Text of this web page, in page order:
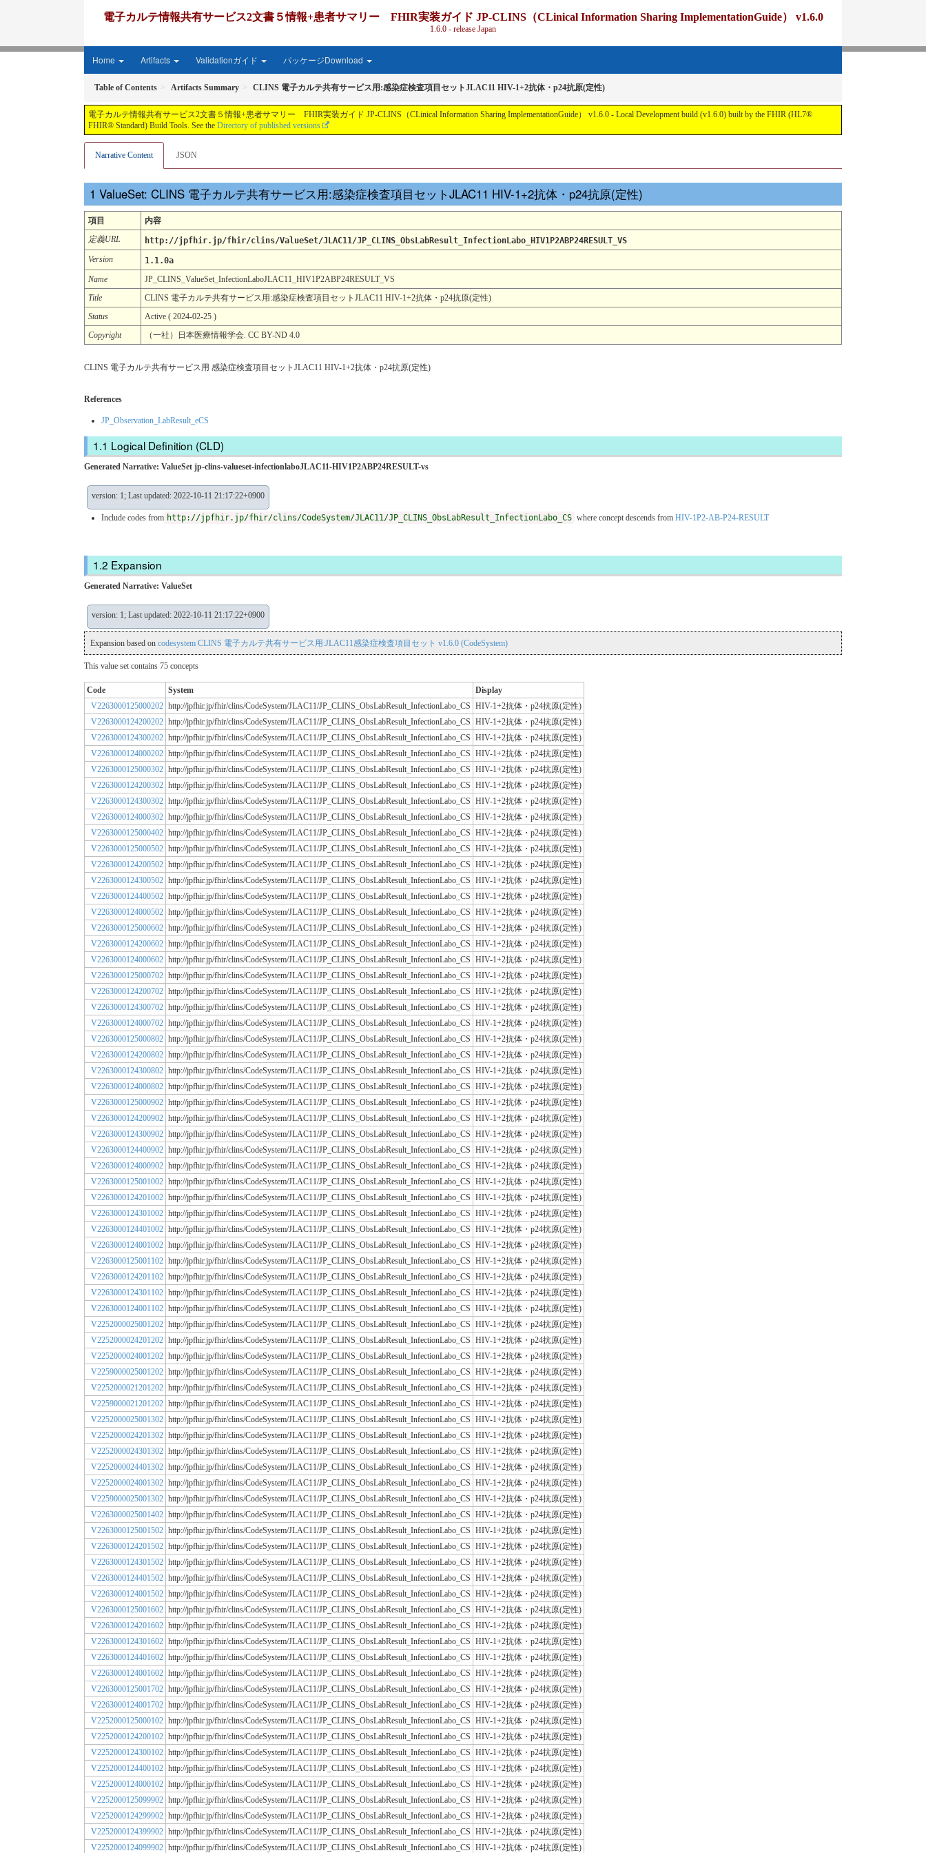
電子カルテ情報共有サービス2文書５情報+患者サマリー FHIR実装ガイド JP-CLINS（CLinical Information Sharing ImplementationGuide） v1.6.0
1.6.0 - release Japan
Home Artifacts Validationガイド パッケージDownload
Table of Contents Artifacts Summary CLINS 電子カルテ共有サービス用:感染症検査項目セットJLAC11 HIV-1+2抗体・p24抗原(定性)
電子カルテ情報共有サービス2文書５情報+患者サマリー FHIR実装ガイド JP-CLINS（CLinical Information Sharing ImplementationGuide） v1.6.0 - Local Development build (v1.6.0) built by the FHIR (HL7®
FHIR® Standard) Build Tools. See the Directory of published versions
Narrative Content JSON
ValueSet: CLINS 電子カルテ共有サービス用:感染症検査項目セットJLAC11 HIV-1+2抗体・p24抗原(定性)
項目
内容
定義URL
http://jpfhir.jp/fhir/clins/ValueSet/JLAC11/JP_CLINS_ObsLabResult_InfectionLabo_HIV1P2ABP24RESULT_VS
Version
1.1.0a
Name
JP_CLINS_ValueSet_InfectionLaboJLAC11_HIV1P2ABP24RESULT_VS
Title
CLINS 電子カルテ共有サービス用:感染症検査項目セットJLAC11 HIV-1+2抗体・p24抗原(定性)
Status
Active ( 2024-02-25 )
Copyright
（一社）日本医療情報学会. CC BY-ND 4.0
CLINS 電子カルテ共有サービス用 感染症検査項目セットJLAC11 HIV-1+2抗体・p24抗原(定性)
References
JP_Observation_LabResult_eCS
Logical Definition (CLD)
Generated Narrative: ValueSet jp-clins-valueset-infectionlaboJLAC11-HIV1P2ABP24RESULT-vs
version: 1; Last updated: 2022-10-11 21:17:22+0900
Include codes from http://jpfhir.jp/fhir/clins/CodeSystem/JLAC11/JP_CLINS_ObsLabResult_InfectionLabo_CS where concept descends from HIV-1P2-AB-P24-RESULT
Expansion
Generated Narrative: ValueSet
version: 1; Last updated: 2022-10-11 21:17:22+0900
Expansion based on codesystem CLINS 電子カルテ共有サービス用:JLAC11感染症検査項目セット v1.6.0 (CodeSystem)
This value set contains 75 concepts
Code System
Display
V2263000125000202 http://jpfhir.jp/fhir/clins/CodeSystem/JLAC11/JP_CLINS_ObsLabResult_InfectionLabo_CS HIV-1+2抗体・p24抗原(定性)
V2263000124200202 http://jpfhir.jp/fhir/clins/CodeSystem/JLAC11/JP_CLINS_ObsLabResult_InfectionLabo_CS HIV-1+2抗体・p24抗原(定性)
V2263000124300202 http://jpfhir.jp/fhir/clins/CodeSystem/JLAC11/JP_CLINS_ObsLabResult_InfectionLabo_CS HIV-1+2抗体・p24抗原(定性)
V2263000124000202 http://jpfhir.jp/fhir/clins/CodeSystem/JLAC11/JP_CLINS_ObsLabResult_InfectionLabo_CS HIV-1+2抗体・p24抗原(定性)
V2263000125000302 http://jpfhir.jp/fhir/clins/CodeSystem/JLAC11/JP_CLINS_ObsLabResult_InfectionLabo_CS HIV-1+2抗体・p24抗原(定性)
V2263000124200302 http://jpfhir.jp/fhir/clins/CodeSystem/JLAC11/JP_CLINS_ObsLabResult_InfectionLabo_CS HIV-1+2抗体・p24抗原(定性)
V2263000124300302 http://jpfhir.jp/fhir/clins/CodeSystem/JLAC11/JP_CLINS_ObsLabResult_InfectionLabo_CS HIV-1+2抗体・p24抗原(定性)
V2263000124000302 http://jpfhir.jp/fhir/clins/CodeSystem/JLAC11/JP_CLINS_ObsLabResult_InfectionLabo_CS HIV-1+2抗体・p24抗原(定性)
V2263000125000402 http://jpfhir.jp/fhir/clins/CodeSystem/JLAC11/JP_CLINS_ObsLabResult_InfectionLabo_CS HIV-1+2抗体・p24抗原(定性)
V2263000125000502 http://jpfhir.jp/fhir/clins/CodeSystem/JLAC11/JP_CLINS_ObsLabResult_InfectionLabo_CS HIV-1+2抗体・p24抗原(定性)
V2263000124200502 http://jpfhir.jp/fhir/clins/CodeSystem/JLAC11/JP_CLINS_ObsLabResult_InfectionLabo_CS HIV-1+2抗体・p24抗原(定性)
V2263000124300502 http://jpfhir.jp/fhir/clins/CodeSystem/JLAC11/JP_CLINS_ObsLabResult_InfectionLabo_CS HIV-1+2抗体・p24抗原(定性)
V2263000124400502 http://jpfhir.jp/fhir/clins/CodeSystem/JLAC11/JP_CLINS_ObsLabResult_InfectionLabo_CS HIV-1+2抗体・p24抗原(定性)
V2263000124000502 http://jpfhir.jp/fhir/clins/CodeSystem/JLAC11/JP_CLINS_ObsLabResult_InfectionLabo_CS HIV-1+2抗体・p24抗原(定性)
V2263000125000602 http://jpfhir.jp/fhir/clins/CodeSystem/JLAC11/JP_CLINS_ObsLabResult_InfectionLabo_CS HIV-1+2抗体・p24抗原(定性)
V2263000124200602 http://jpfhir.jp/fhir/clins/CodeSystem/JLAC11/JP_CLINS_ObsLabResult_InfectionLabo_CS HIV-1+2抗体・p24抗原(定性)
V2263000124000602 http://jpfhir.jp/fhir/clins/CodeSystem/JLAC11/JP_CLINS_ObsLabResult_InfectionLabo_CS HIV-1+2抗体・p24抗原(定性)
V2263000125000702 http://jpfhir.jp/fhir/clins/CodeSystem/JLAC11/JP_CLINS_ObsLabResult_InfectionLabo_CS HIV-1+2抗体・p24抗原(定性)
V2263000124200702 http://jpfhir.jp/fhir/clins/CodeSystem/JLAC11/JP_CLINS_ObsLabResult_InfectionLabo_CS HIV-1+2抗体・p24抗原(定性)
V2263000124300702 http://jpfhir.jp/fhir/clins/CodeSystem/JLAC11/JP_CLINS_ObsLabResult_InfectionLabo_CS HIV-1+2抗体・p24抗原(定性)
V2263000124000702 http://jpfhir.jp/fhir/clins/CodeSystem/JLAC11/JP_CLINS_ObsLabResult_InfectionLabo_CS HIV-1+2抗体・p24抗原(定性)
V2263000125000802 http://jpfhir.jp/fhir/clins/CodeSystem/JLAC11/JP_CLINS_ObsLabResult_InfectionLabo_CS HIV-1+2抗体・p24抗原(定性)
V2263000124200802 http://jpfhir.jp/fhir/clins/CodeSystem/JLAC11/JP_CLINS_ObsLabResult_InfectionLabo_CS HIV-1+2抗体・p24抗原(定性)
V2263000124300802 http://jpfhir.jp/fhir/clins/CodeSystem/JLAC11/JP_CLINS_ObsLabResult_InfectionLabo_CS HIV-1+2抗体・p24抗原(定性)
V2263000124000802 http://jpfhir.jp/fhir/clins/CodeSystem/JLAC11/JP_CLINS_ObsLabResult_InfectionLabo_CS HIV-1+2抗体・p24抗原(定性)
V2263000125000902 http://jpfhir.jp/fhir/clins/CodeSystem/JLAC11/JP_CLINS_ObsLabResult_InfectionLabo_CS HIV-1+2抗体・p24抗原(定性)
V2263000124200902 http://jpfhir.jp/fhir/clins/CodeSystem/JLAC11/JP_CLINS_ObsLabResult_InfectionLabo_CS HIV-1+2抗体・p24抗原(定性)
V2263000124300902 http://jpfhir.jp/fhir/clins/CodeSystem/JLAC11/JP_CLINS_ObsLabResult_InfectionLabo_CS HIV-1+2抗体・p24抗原(定性)
V2263000124400902 http://jpfhir.jp/fhir/clins/CodeSystem/JLAC11/JP_CLINS_ObsLabResult_InfectionLabo_CS HIV-1+2抗体・p24抗原(定性)
V2263000124000902 http://jpfhir.jp/fhir/clins/CodeSystem/JLAC11/JP_CLINS_ObsLabResult_InfectionLabo_CS HIV-1+2抗体・p24抗原(定性)
V2263000125001002 http://jpfhir.jp/fhir/clins/CodeSystem/JLAC11/JP_CLINS_ObsLabResult_InfectionLabo_CS HIV-1+2抗体・p24抗原(定性)
V2263000124201002 http://jpfhir.jp/fhir/clins/CodeSystem/JLAC11/JP_CLINS_ObsLabResult_InfectionLabo_CS HIV-1+2抗体・p24抗原(定性)
V2263000124301002 http://jpfhir.jp/fhir/clins/CodeSystem/JLAC11/JP_CLINS_ObsLabResult_InfectionLabo_CS HIV-1+2抗体・p24抗原(定性)
V2263000124401002 http://jpfhir.jp/fhir/clins/CodeSystem/JLAC11/JP_CLINS_ObsLabResult_InfectionLabo_CS HIV-1+2抗体・p24抗原(定性)
V2263000124001002 http://jpfhir.jp/fhir/clins/CodeSystem/JLAC11/JP_CLINS_ObsLabResult_InfectionLabo_CS HIV-1+2抗体・p24抗原(定性)
V2263000125001102 http://jpfhir.jp/fhir/clins/CodeSystem/JLAC11/JP_CLINS_ObsLabResult_InfectionLabo_CS HIV-1+2抗体・p24抗原(定性)
V2263000124201102 http://jpfhir.jp/fhir/clins/CodeSystem/JLAC11/JP_CLINS_ObsLabResult_InfectionLabo_CS HIV-1+2抗体・p24抗原(定性)
V2263000124301102 http://jpfhir.jp/fhir/clins/CodeSystem/JLAC11/JP_CLINS_ObsLabResult_InfectionLabo_CS HIV-1+2抗体・p24抗原(定性)
V2263000124001102 http://jpfhir.jp/fhir/clins/CodeSystem/JLAC11/JP_CLINS_ObsLabResult_InfectionLabo_CS HIV-1+2抗体・p24抗原(定性)
V2252000025001202 http://jpfhir.jp/fhir/clins/CodeSystem/JLAC11/JP_CLINS_ObsLabResult_InfectionLabo_CS HIV-1+2抗体・p24抗原(定性)
V2252000024201202 http://jpfhir.jp/fhir/clins/CodeSystem/JLAC11/JP_CLINS_ObsLabResult_InfectionLabo_CS HIV-1+2抗体・p24抗原(定性)
V2252000024001202 http://jpfhir.jp/fhir/clins/CodeSystem/JLAC11/JP_CLINS_ObsLabResult_InfectionLabo_CS HIV-1+2抗体・p24抗原(定性)
V2259000025001202 http://jpfhir.jp/fhir/clins/CodeSystem/JLAC11/JP_CLINS_ObsLabResult_InfectionLabo_CS HIV-1+2抗体・p24抗原(定性)
V2252000021201202 http://jpfhir.jp/fhir/clins/CodeSystem/JLAC11/JP_CLINS_ObsLabResult_InfectionLabo_CS HIV-1+2抗体・p24抗原(定性)
V2259000021201202 http://jpfhir.jp/fhir/clins/CodeSystem/JLAC11/JP_CLINS_ObsLabResult_InfectionLabo_CS HIV-1+2抗体・p24抗原(定性)
V2252000025001302 http://jpfhir.jp/fhir/clins/CodeSystem/JLAC11/JP_CLINS_ObsLabResult_InfectionLabo_CS HIV-1+2抗体・p24抗原(定性)
V2252000024201302 http://jpfhir.jp/fhir/clins/CodeSystem/JLAC11/JP_CLINS_ObsLabResult_InfectionLabo_CS HIV-1+2抗体・p24抗原(定性)
V2252000024301302 http://jpfhir.jp/fhir/clins/CodeSystem/JLAC11/JP_CLINS_ObsLabResult_InfectionLabo_CS HIV-1+2抗体・p24抗原(定性)
V2252000024401302 http://jpfhir.jp/fhir/clins/CodeSystem/JLAC11/JP_CLINS_ObsLabResult_InfectionLabo_CS HIV-1+2抗体・p24抗原(定性)
V2252000024001302 http://jpfhir.jp/fhir/clins/CodeSystem/JLAC11/JP_CLINS_ObsLabResult_InfectionLabo_CS HIV-1+2抗体・p24抗原(定性)
V2259000025001302 http://jpfhir.jp/fhir/clins/CodeSystem/JLAC11/JP_CLINS_ObsLabResult_InfectionLabo_CS HIV-1+2抗体・p24抗原(定性)
V2263000025001402 http://jpfhir.jp/fhir/clins/CodeSystem/JLAC11/JP_CLINS_ObsLabResult_InfectionLabo_CS HIV-1+2抗体・p24抗原(定性)
V2263000125001502 http://jpfhir.jp/fhir/clins/CodeSystem/JLAC11/JP_CLINS_ObsLabResult_InfectionLabo_CS HIV-1+2抗体・p24抗原(定性)
V2263000124201502 http://jpfhir.jp/fhir/clins/CodeSystem/JLAC11/JP_CLINS_ObsLabResult_InfectionLabo_CS HIV-1+2抗体・p24抗原(定性)
V2263000124301502 http://jpfhir.jp/fhir/clins/CodeSystem/JLAC11/JP_CLINS_ObsLabResult_InfectionLabo_CS HIV-1+2抗体・p24抗原(定性)
V2263000124401502 http://jpfhir.jp/fhir/clins/CodeSystem/JLAC11/JP_CLINS_ObsLabResult_InfectionLabo_CS HIV-1+2抗体・p24抗原(定性)
V2263000124001502 http://jpfhir.jp/fhir/clins/CodeSystem/JLAC11/JP_CLINS_ObsLabResult_InfectionLabo_CS HIV-1+2抗体・p24抗原(定性)
V2263000125001602 http://jpfhir.jp/fhir/clins/CodeSystem/JLAC11/JP_CLINS_ObsLabResult_InfectionLabo_CS HIV-1+2抗体・p24抗原(定性)
V2263000124201602 http://jpfhir.jp/fhir/clins/CodeSystem/JLAC11/JP_CLINS_ObsLabResult_InfectionLabo_CS HIV-1+2抗体・p24抗原(定性)
V2263000124301602 http://jpfhir.jp/fhir/clins/CodeSystem/JLAC11/JP_CLINS_ObsLabResult_InfectionLabo_CS HIV-1+2抗体・p24抗原(定性)
V2263000124401602 http://jpfhir.jp/fhir/clins/CodeSystem/JLAC11/JP_CLINS_ObsLabResult_InfectionLabo_CS HIV-1+2抗体・p24抗原(定性)
V2263000124001602 http://jpfhir.jp/fhir/clins/CodeSystem/JLAC11/JP_CLINS_ObsLabResult_InfectionLabo_CS HIV-1+2抗体・p24抗原(定性)
V2263000125001702 http://jpfhir.jp/fhir/clins/CodeSystem/JLAC11/JP_CLINS_ObsLabResult_InfectionLabo_CS HIV-1+2抗体・p24抗原(定性)
V2263000124001702 http://jpfhir.jp/fhir/clins/CodeSystem/JLAC11/JP_CLINS_ObsLabResult_InfectionLabo_CS HIV-1+2抗体・p24抗原(定性)
V2252000125000102 http://jpfhir.jp/fhir/clins/CodeSystem/JLAC11/JP_CLINS_ObsLabResult_InfectionLabo_CS HIV-1+2抗体・p24抗原(定性)
V2252000124200102 http://jpfhir.jp/fhir/clins/CodeSystem/JLAC11/JP_CLINS_ObsLabResult_InfectionLabo_CS HIV-1+2抗体・p24抗原(定性)
V2252000124300102 http://jpfhir.jp/fhir/clins/CodeSystem/JLAC11/JP_CLINS_ObsLabResult_InfectionLabo_CS HIV-1+2抗体・p24抗原(定性)
V2252000124400102 http://jpfhir.jp/fhir/clins/CodeSystem/JLAC11/JP_CLINS_ObsLabResult_InfectionLabo_CS HIV-1+2抗体・p24抗原(定性)
V2252000124000102 http://jpfhir.jp/fhir/clins/CodeSystem/JLAC11/JP_CLINS_ObsLabResult_InfectionLabo_CS HIV-1+2抗体・p24抗原(定性)
V2252000125099902 http://jpfhir.jp/fhir/clins/CodeSystem/JLAC11/JP_CLINS_ObsLabResult_InfectionLabo_CS HIV-1+2抗体・p24抗原(定性)
V2252000124299902 http://jpfhir.jp/fhir/clins/CodeSystem/JLAC11/JP_CLINS_ObsLabResult_InfectionLabo_CS HIV-1+2抗体・p24抗原(定性)
V2252000124399902 http://jpfhir.jp/fhir/clins/CodeSystem/JLAC11/JP_CLINS_ObsLabResult_InfectionLabo_CS HIV-1+2抗体・p24抗原(定性)
V2252000124099902 http://jpfhir.jp/fhir/clins/CodeSystem/JLAC11/JP_CLINS_ObsLabResult_InfectionLabo_CS HIV-1+2抗体・p24抗原(定性)